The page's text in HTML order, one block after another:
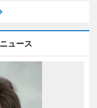
ュース